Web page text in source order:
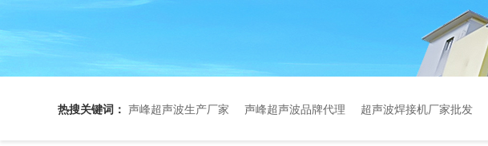
热搜关键词： 声峰超声波生产厂家 声峰超声波品牌代理 超声波焊接机厂家批发